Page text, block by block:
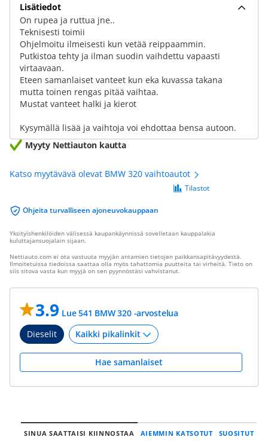
Lisätiedot
On rupea ja ruttua jne..
Teknisesti toimii
Ohjelmoitu ilmeisesti kun vetää reippaammin.
Putkistoa tehty ja ilman suodin vaihdettu vapaasti
virtaavaan.
Eteen samanlaiset vanteet kun eka kuvassa takana
mutta toinen rengas pitää vaihtaa.
Mustat vanteet halki ja kierot
Kysymällä lisää ja vaihtoja voi ehdottaa bensa autoon.
Myyty Nettiauton kautta
Katso myytävävä olevat BMW 320 vaihtoautot
Ohjeita turvalliseen ajoneuvokauppaan
Tilastot
Yksityishenkilöiden välisessä kaupankäynnissä sovelletaan kauppalakia
kuluttajansuojalain sijaan.
Nettiauto.com ei ota vastuuta myyjän antamien tietojen paikkansapitävyydestä.
Ilmoitetuissa tiedoissa saattaa olla myös tahattomia puutteita tai virheitä. Tieto on
siis sitova vasta kun myyjä on sen pyynnöstäsi vahvistanut.
3.9 Lue 541 BMW 320 -arvostelua
Dieselit
Hae samanlaiset
SINUA SAATTAISI KIINNOSTAA AIEMMIN KATSOTUT SUOSITUT